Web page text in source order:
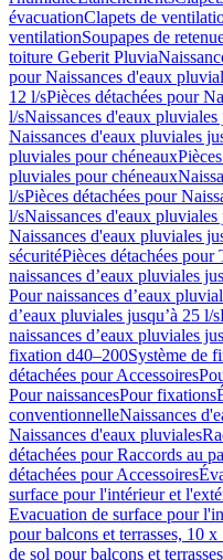
évacuationClapets de
ventilationSoupapes de
toiture Geberit Pluvia
pour Naissances d'eaux
12 l/sPièces détachées pour
l/sNaissances d'eaux
Naissances d'eaux pluviales
pluviales pour chéneaux
pluviales pour chéneaux
l/sPièces détachées pour
l/sNaissances d'eaux
Naissances d'eaux pluviales
sécuritéPièces détachées
naissances d’eaux pluviales
Pour naissances d’eaux
d’eaux pluviales jusqu’à 25 l/s
naissances d’eaux pluviales
fixation d40–200Système de
détachées pour Accessoires
Pour naissancesPour fixations
conventionnelleNaissances
Naissances d'eaux pluviales
détachées pour Raccords au
détachées pour Accessoires
surface pour l'intérieur et
Evacuation de surface pour
pour balcons et terrasses, 10 x
de sol pour balcons et